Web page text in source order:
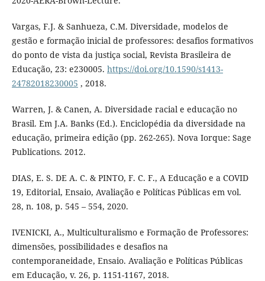
Vargas, F.J. & Sanhueza, C.M. Diversidade, modelos de
gestão e formação inicial de professores: desafios formativos
do ponto de vista da justiça social, Revista Brasileira de
Educação, 23: e230005. https://doi.org/10.1590/s1413-
24782018230005 , 2018.
Warren, J. & Canen, A. Diversidade racial e educação no
Brasil. Em J.A. Banks (Ed.). Enciclopédia da diversidade na
educação, primeira edição (pp. 262-265). Nova Iorque: Sage
Publications. 2012.
DIAS, E. S. DE A. C. & PINTO, F. C. F., A Educação e a COVID
19, Editorial, Ensaio, Avaliação e Políticas Públicas em vol.
28, n. 108, p. 545 – 554, 2020.
IVENICKI, A., Multiculturalismo e Formação de Professores:
dimensões, possibilidades e desafios na
contemporaneidade, Ensaio. Avaliação e Políticas Públicas
em Educação, v. 26, p. 1151-1167, 2018.